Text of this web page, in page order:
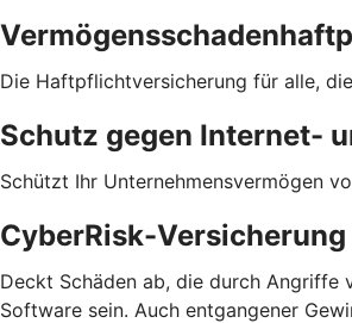
Die Haftpflichtversicherung für alle,
Schutz gegen Internet-
Schützt Ihr Unternehmensvermögen
CyberRisk-Versicherung
Deckt Schäden ab, die durch Angriffe
Software sein. Auch entgangener